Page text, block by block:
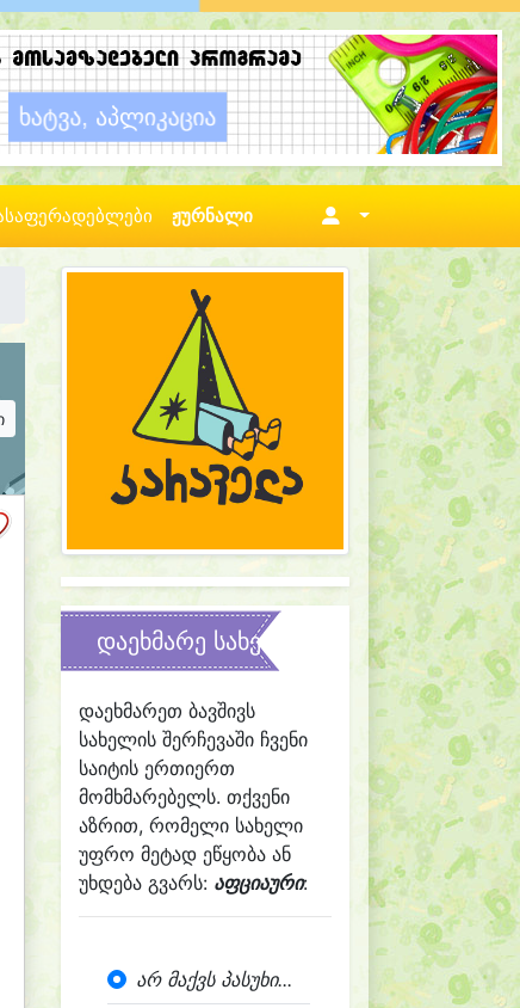
ჟურნალი
დაეხმარე სახელის შერჩევაში
დაეხმარეთ ბავშივს
სახელის შერჩევაში ჩვენი
საიტის ერთიერთ
მომხმარებელს. თქვენი
აზრით, რომელი სახელი
უფრო მეტად ეწყობა ან
უხდება გვარს: აფციაური:
არ მაქვს პასუხი...